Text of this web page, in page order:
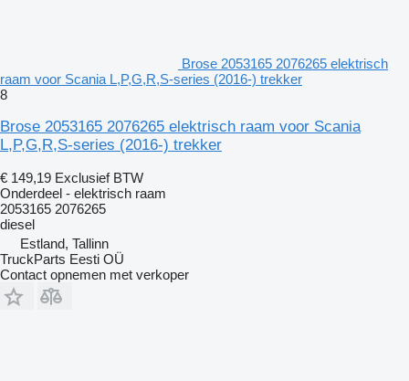
Brose 2053165 2076265 elektrisch
raam voor Scania L,P,G,R,S-series (2016-) trekker
8
Brose 2053165 2076265 elektrisch raam voor Scania
L,P,G,R,S-series (2016-) trekker
€ 149,19 Exclusief BTW
Onderdeel - elektrisch raam
2053165 2076265
diesel
Estland, Tallinn
TruckParts Eesti OÜ
Contact opnemen met verkoper